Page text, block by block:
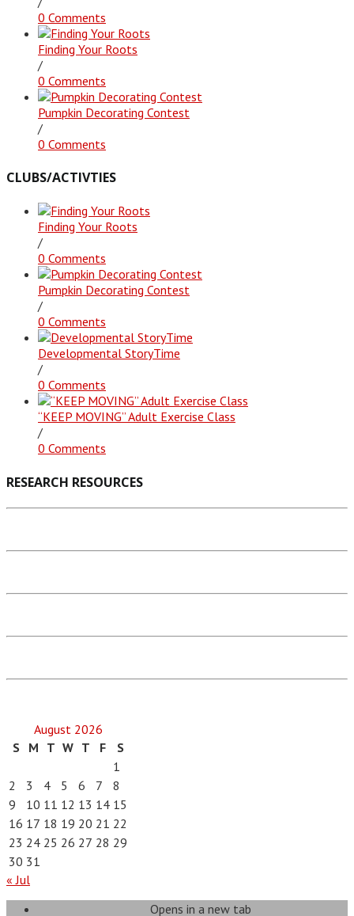
0 Comments
Finding Your Roots
/
0 Comments
Pumpkin Decorating Contest
/
0 Comments
CLUBS/ACTIVTIES
Finding Your Roots
/
0 Comments
Pumpkin Decorating Contest
/
0 Comments
Developmental StoryTime
/
0 Comments
“KEEP MOVING” Adult Exercise Class
/
0 Comments
RESEARCH RESOURCES
August 2026
S
M T W T F
S
1
2
3 4 5 6 7
8
9
10 11 12 13 14 15
16 17 18 19 20 21 22
23 24 25 26 27 28 29
30 31
« Jul
Opens in a new tab